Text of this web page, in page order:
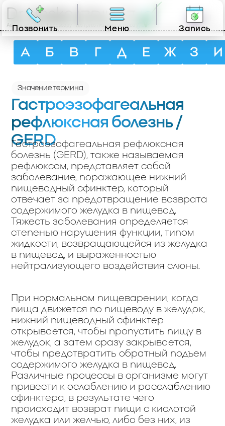
Позвонить Меню Запись
А Б В Г Д Е Ж З И
Значение термина
Гастроэзофагеальная
рефлюксная болезнь /
GERD
Гастроэзофагеальная рефлюксная
болезнь (GERD), также называемая
рефлюксом, представляет собой
заболевание, поражающее нижний
пищеводный сфинктер, который
отвечает за предотвращение возврата
содержимого желудка в пищевод.
Тяжесть заболевания определяется
степенью нарушения функции, типом
жидкости, возвращающейся из желудка
в пищевод, и выраженностью
нейтрализующего воздействия слюны.
При нормальном пищеварении, когда
пища движется по пищеводу в желудок,
нижний пищеводный сфинктер
открывается, чтобы пропустить пищу в
желудок, а затем сразу закрывается,
чтобы предотвратить обратный подъем
содержимого желудка в пищевод.
Различные процессы в организме могут
привести к ослаблению и расслаблению
сфинктера, в результате чего
происходит возврат пищи с кислотой
желудка или желчью, либо без них, из